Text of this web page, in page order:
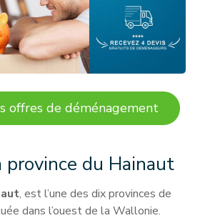
offres de déménagement
province du Hainaut
, est l’une des dix provinces de
dans l’ouest de la Wallonie.